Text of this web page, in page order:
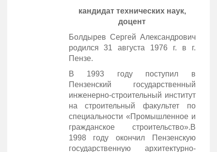
кандидат технических наук,
доцент
Болдырев Сергей Александрович
родился 31 августа 1976 г. в г.
Пензе.
В 1993 году поступил в
Пензенский государственный
инженерно-строительный институт
на строительный факультет по
специальности «Промышленное и
гражданское строительство».В
1998 году окончил Пензенскую
государственную архитектурно-